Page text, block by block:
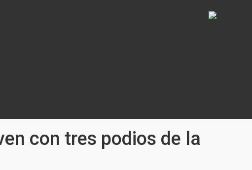
con tres podios de la